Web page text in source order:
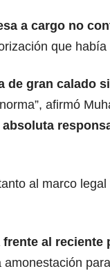
a cargo no
que
de gran calado
afirmó
al marco
al reciente
amonestación